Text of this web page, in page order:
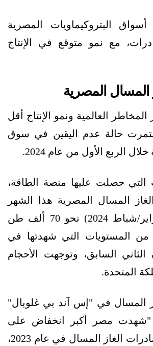
البتروكيماويات المصرية
مع نمو متوقع في الإنتاج
المسال المصرية
العالمية ونمو الإنتاج أقل
حالة عدم اليقين في سوق
الربع الأول من عام 2024.
التي حصلت عليها منصة الطاقة،
المسال المصرية هذا الشهر
(حتى يوم 9 فبراير/شباط 2024) نحو 70 ألف طن
أي 35% من المستويات التي شهدتها في
الثاني السابق، وتوجهت الأحجام
المتحدة.
المسال في "إس آند بي غلوبال"
"شهدت مصر أكبر انخفاض على
أساس سنوي بصادرات الغاز المسال في عام 2023،